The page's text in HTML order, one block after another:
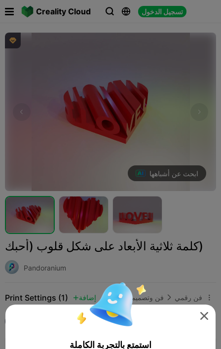
Creality Cloud   تسجيل الدخول
 

ابحث عن أشباهها
كلمة ثلاثية الأبعاد على شكل قلوب (أحبك)
Pandoranium
Print Settings (1)  إضافة فن وتصميم  فن رقمي 
Ender-3 V3 Plus

استمتع بالتجربة الكاملة